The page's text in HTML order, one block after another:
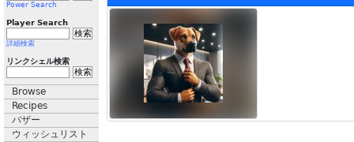
Power Search
Player Search
詳細検索
リンクシェル検索
Browse
Recipes
バザー
ウィッシュリスト